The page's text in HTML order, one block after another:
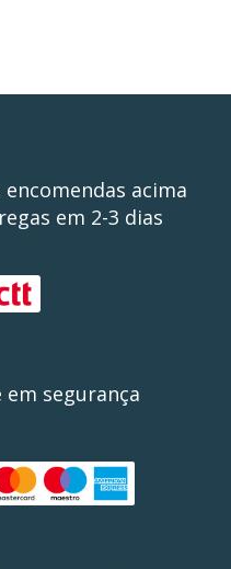
acima
em 2-3 dias
segurança